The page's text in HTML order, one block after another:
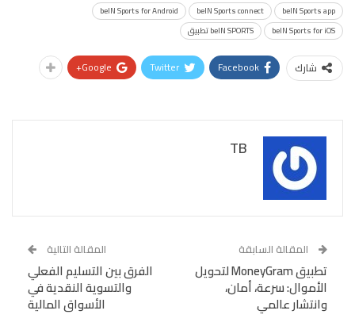
beIN Sports app
beIN Sports connect
beIN Sports for Android
beIN Sports for iOS
beIN SPORTS تطبيق
شارك Facebook
Twitter
Google+
TB
المقالة السابقة
تطبيق MoneyGram لتحويل
الأموال: سرعة، أمان،
وانتشار عالمي
المقالة التالية
الفرق بين التسليم الفعلي
والتسوية النقدية في
الأسواق المالية